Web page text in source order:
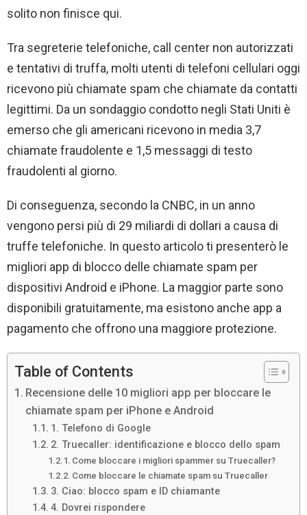
solito non finisce qui.
Tra segreterie telefoniche, call center non autorizzati
e tentativi di truffa, molti utenti di telefoni cellulari oggi
ricevono più chiamate spam che chiamate da contatti
legittimi. Da un sondaggio condotto negli Stati Uniti è
emerso che gli americani ricevono in media 3,7
chiamate fraudolente e 1,5 messaggi di testo
fraudolenti al giorno.
Di conseguenza, secondo la CNBC, in un anno
vengono persi più di 29 miliardi di dollari a causa di
truffe telefoniche. In questo articolo ti presenterò le
migliori app di blocco delle chiamate spam per
dispositivi Android e iPhone. La maggior parte sono
disponibili gratuitamente, ma esistono anche app a
pagamento che offrono una maggiore protezione.
Table of Contents
Recensione delle 10 migliori app per bloccare le
chiamate spam per iPhone e Android
1. Telefono di Google
2. Truecaller: identificazione e blocco dello spam
Come bloccare i migliori spammer su Truecaller?
Come bloccare le chiamate spam su Truecaller
3. Ciao: blocco spam e ID chiamante
4. Dovrei rispondere